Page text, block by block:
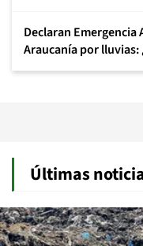
Declaran Emergencia
Araucanía por lluvias:
Últimas